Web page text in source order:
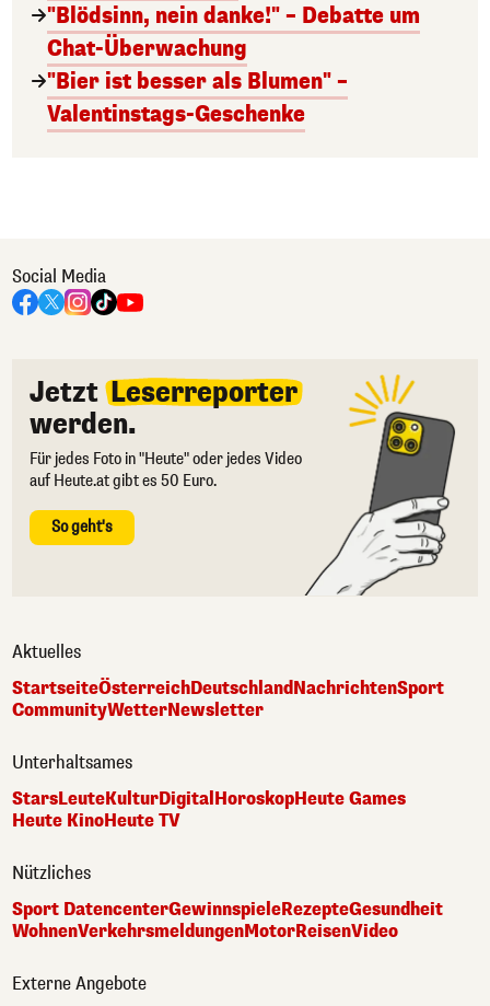
"Blödsinn, nein danke!" – Debatte um
Chat-Überwachung
"Bier ist besser als Blumen" –
Valentinstags-Geschenke
Social Media
Jetzt Leserreporter
werden.
Für jedes Foto in "Heute" oder jedes Video
auf Heute.at gibt es 50 Euro.
So geht's
Aktuelles
StartseiteÖsterreichDeutschlandNachrichtenSport
CommunityWetterNewsletter
Unterhaltsames
StarsLeuteKulturDigital HoroskopHeute Games
Heute KinoHeute TV
Nützliches
Sport DatencenterGewinnspieleRezepteGesundheit
WohnenVerkehrsmeldungenMotorReisenVideo
Externe Angebote